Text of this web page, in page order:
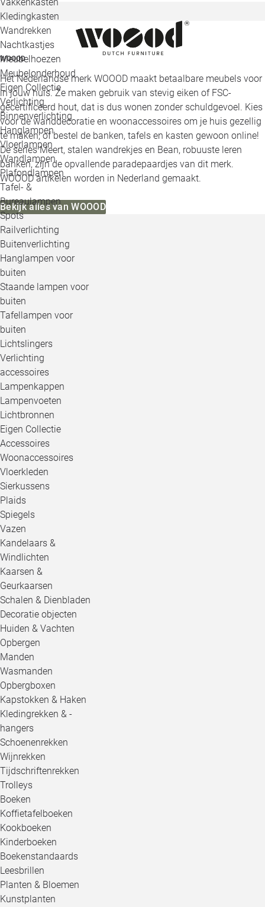
Kledingkasten
Wandrekken
Nachtkastjes
Meubelhoezen
Meubelonderhoud
Eigen Collectie
Verlichting
Binnenverlichting
Hanglampen
Vloerlampen
Wandlampen
Plafondlampen
Tafel- &
Bureaulampen
Spots
Railverlichting
Buitenverlichting
Hanglampen voor
buiten
Staande lampen voor
buiten
Tafellampen voor
buiten
Lichtslingers
Verlichting
accessoires
Lampenkappen
Lampenvoeten
Lichtbronnen
Eigen Collectie
Accessoires
Woonaccessoires
Vloerkleden
Sierkussens
Plaids
Spiegels
Vazen
Kandelaars &
Windlichten
Kaarsen &
Geurkaarsen
Schalen & Dienbladen
Decoratie objecten
Huiden & Vachten
Opbergen
Manden
Wasmanden
Opbergboxen
Kapstokken & Haken
Kledingrekken & -
hangers
Schoenenrekken
Wijnrekken
Tijdschriftenrekken
Trolleys
Boeken
Koffietafelboeken
Kookboeken
Kinderboeken
Boekenstandaards
Leesbrillen
Planten & Bloemen
Kunstplanten
WOOOD
Het Nederlandse merk WOOOD maakt betaalbare meubels voor
in jouw huis. Ze maken gebruik van stevig eiken of FSC-
gecertificeerd hout, dat is dus wonen zonder schuldgevoel. Kies
voor de wanddecoratie en woonaccessoires om je huis gezellig
te maken, of bestel de banken, tafels en kasten gewoon online!
De series Meert, stalen wandrekjes en Bean, robuuste leren
banken, zijn de opvallende paradepaardjes van dit merk.
WOOOD artikelen worden in Nederland gemaakt.
Bekijk alles van WOOOD